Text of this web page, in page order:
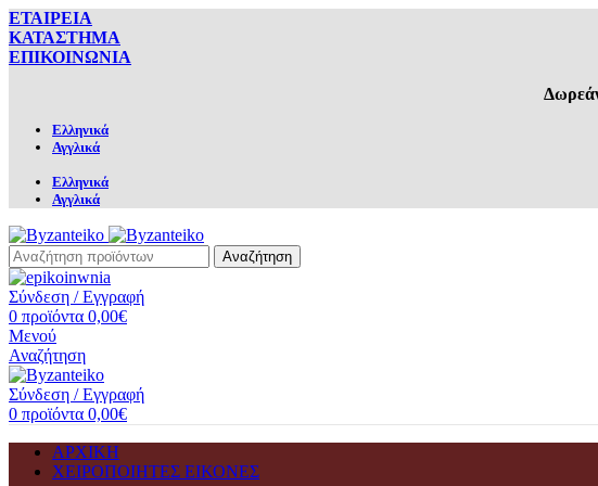
ΕΤΑΙΡΕΙΑ
ΚΑΤΑΣΤΗΜΑ
ΕΠΙΚΟΙΝΩΝΙΑ
Ελληνικά
Αγγλικά
Ελληνικά
Αγγλικά
Αναζήτηση
Σύνδεση / Εγγραφή
0 προϊόντα 0,00€
Μενού
Αναζήτηση
Σύνδεση / Εγγραφή
0 προϊόντα 0,00€
ΑΡΧΙΚΗ
ΧΕΙΡΟΠΟΙΗΤΕΣ ΕΙΚΟΝΕΣ